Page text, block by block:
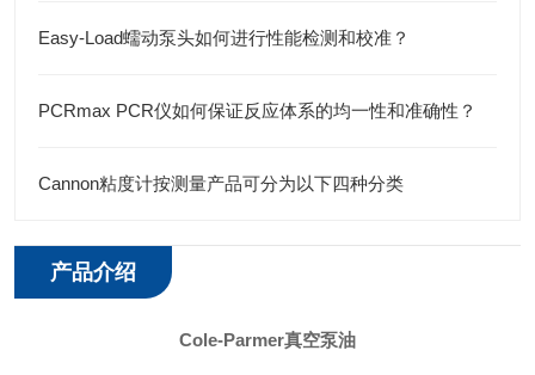
Easy-Load蠕动泵头如何进行性能检测和校准？
PCRmax PCR仪如何保证反应体系的均一性和准确性？
Cannon粘度计按测量产品可分为以下四种分类
产品介绍
Cole-Parmer真空泵油